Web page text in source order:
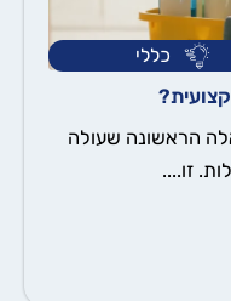
כללי
הראשונה שעולה
זו....